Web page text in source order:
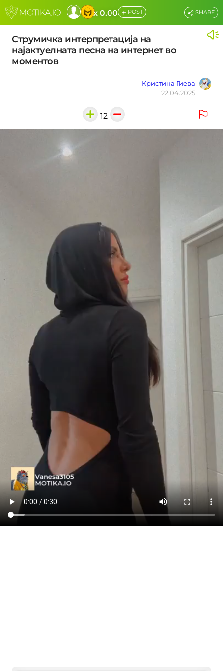
x 0.00 + POST
Струмичка интерпретација на
најактуелната песна на интернет во
моментов
Кристина Гиева
22.04.2025
SHARE
12